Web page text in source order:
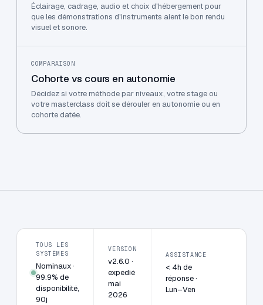
Éclairage, cadrage, audio et choix d'hébergement pour
que les démonstrations d'instruments aient le bon rendu
visuel et sonore.
COMPARAISON
Cohorte vs cours en autonomie
Décidez si votre méthode par niveaux, votre stage ou
votre masterclass doit se dérouler en autonomie ou en
cohorte datée.
TOUS LES
SYSTÈMES
Nominaux ·
99.9% de
disponibilité,
90j
VERSION
v2.6.0 ·
expédié
mai
2026
ASSISTANCE
< 4h de
réponse ·
Lun–Ven